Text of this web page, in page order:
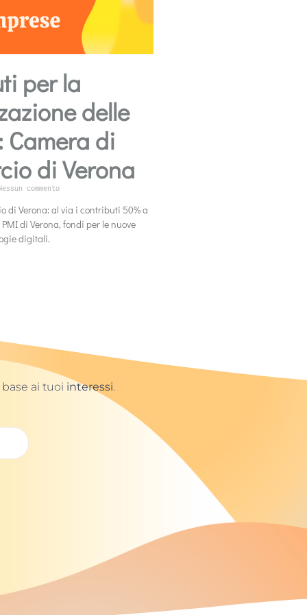
per la
delle
Camera di
di Verona
commento
di Verona: al via i contributi 50% a
di Verona, fondi per le nuove
digitali.
ai tuoi interessi.